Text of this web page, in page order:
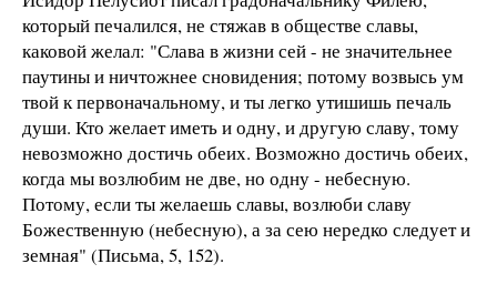
который печалился, не стяжав в обществе славы,
каковой желал: "Слава в жизни сей - не значительнее
паутины и ничтожнее сновидения; потому возвысь ум
твой к первоначальному, и ты легко утишишь печаль
души. Кто желает иметь и одну, и другую славу, тому
невозможно достичь обеих. Возможно достичь обеих,
когда мы возлюбим не две, но одну - небесную.
Потому, если ты желаешь славы, возлюби славу
Божественную (небесную), а за сею нередко следует и
земная" (Письма, 5, 152).